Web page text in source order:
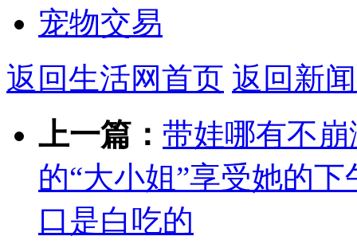
宠物交易
返回生活网首页 返回新
上一篇： 带娃哪有不
的“大小姐”享受她的
口是白吃的